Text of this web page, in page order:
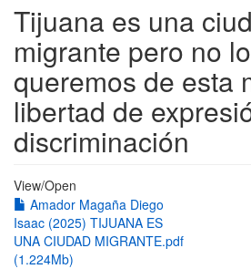
Tijuana es una
migrante pero no
queremos de esta
libertad de
discriminación
View/Open
Amador Magaña Diego
Isaac (2025) TIJUANA ES
UNA CIUDAD MIGRANTE.pdf
(1.224Mb)